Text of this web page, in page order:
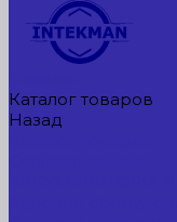
Каталог товаров
Назад